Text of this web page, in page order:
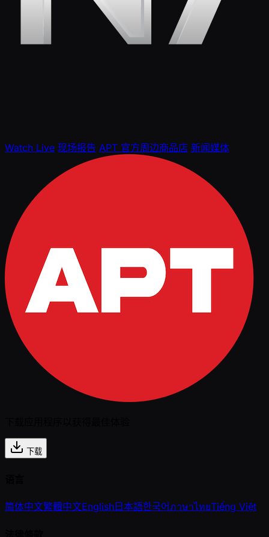
Watch Live 现场报告 APT 官方周边商品店 新闻媒体
下载
简体中文繁體中文English日本語한국어ภาษาไทยTiếng Việt